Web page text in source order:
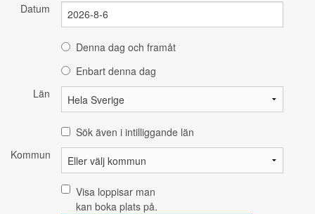
Datum
Denna dag och framåt
Enbart denna dag
Län
Sök även i intilliggande län
Kommun
Visa loppisar man
kan boka plats på.